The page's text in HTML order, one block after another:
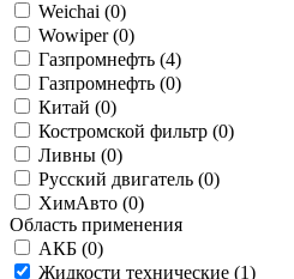
Weichai (0)
Wowiper (0)
Газпромнефть (4)
Газпромнефть (0)
Китай (0)
Костромской фильтр (0)
Ливны (0)
Русский двигатель (0)
ХимАвто (0)
Область применения
АКБ (0)
Жидкости технические (1)